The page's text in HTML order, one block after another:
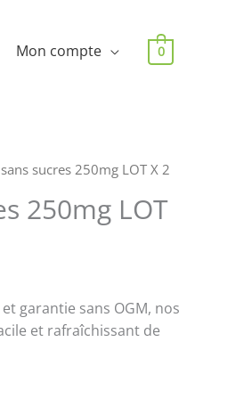
Mon compte 0
sucres 250mg LOT X 2
250mg LOT
garantie sans OGM, nos
et rafraîchissant de